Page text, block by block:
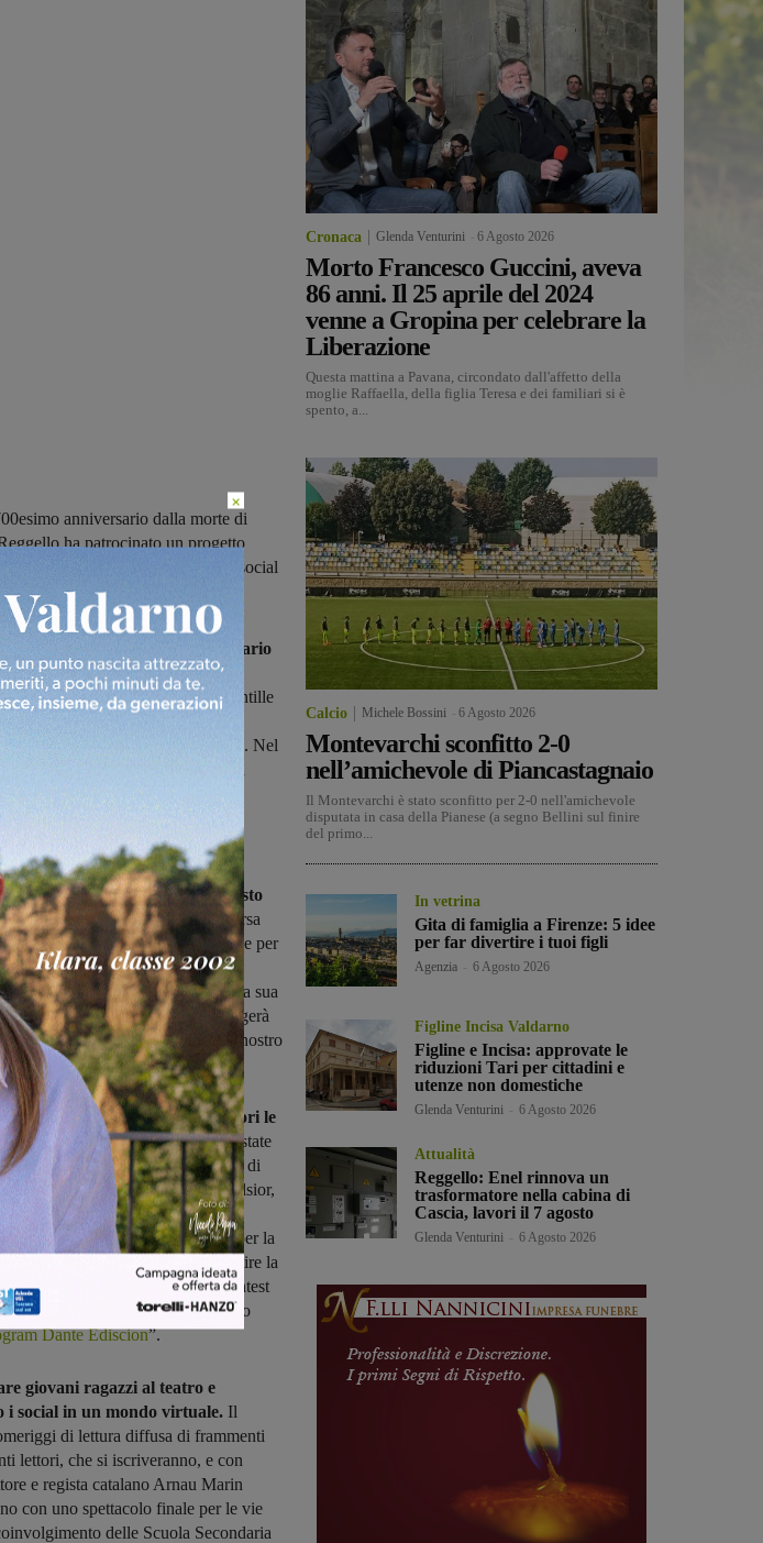
anniversario dalla morte di
ha patrocinato un progetto
anche i giovani con il social
Instagram
del settecentesimo anniversario
e la Compagnia dell’Orsa, a
con il progetto “DanTex-Scintille
del comune di Reggello e il
Cooperativo Valdarno Fiorentino. Nel
gli eventi che coinvolgeranno la
e l’incanto della Divina
al bagaglio culturale di tutti.
commentato l’Assessore alla
noi un piacere presentare questo
avanti la Compagnia dell'Orsa
è un anno molto difficile per
a Reggello, non potevano
il Sommo Poeta a 700 anni dalla sua
durante tutto l'anno, coinvolgerà
nostro territorio ed avrà quindi il nostro
pubblico per tirare fuori le
e l'attualità. Numerose sono state
utili proprio per la realizzazione di
i laboratori del teatro Excelsior,
artistiche locali. È stato inoltre
ai giovani tra i 15 e i 19 anni per la
di creare contenuti e gestire la
teatrale per gli adolescenti. Il contest
per la partecipazione si trovano
Dante Ediscion”.
giovani ragazzi al teatro e
i social in un mondo virtuale. Il
di lettura diffusa di frammenti
lettori, che si iscriveranno, e con
e regista catalano Arnau Marin
con uno spettacolo finale per le vie
delle Scuola Secondaria
Cronaca Glenda Venturini 6 Agosto 2026
Morto Francesco Guccini, aveva
86 anni. Il 25 aprile del 2024
venne a Gropina per celebrare la
Liberazione
Questa mattina a Pavana, circondato dall'affetto della
moglie Raffaella, della figlia Teresa e dei familiari si è
spento, a...
Calcio Michele Bossini 6 Agosto 2026
Montevarchi sconfitto 2-0
nell’amichevole di Piancastagnaio
Il Montevarchi è stato sconfitto per 2-0 nell'amichevole
disputata in casa della Pianese (a segno Bellini sul finire
del primo...
In vetrina
Gita di famiglia a Firenze: 5 idee
per far divertire i tuoi figli
Agenzia 6 Agosto 2026
Figline Incisa Valdarno
Figline e Incisa: approvate le
riduzioni Tari per cittadini e
utenze non domestiche
Glenda Venturini 6 Agosto 2026
Attualità
Reggello: Enel rinnova un
trasformatore nella cabina di
Cascia, lavori il 7 agosto
Glenda Venturini 6 Agosto 2026
×